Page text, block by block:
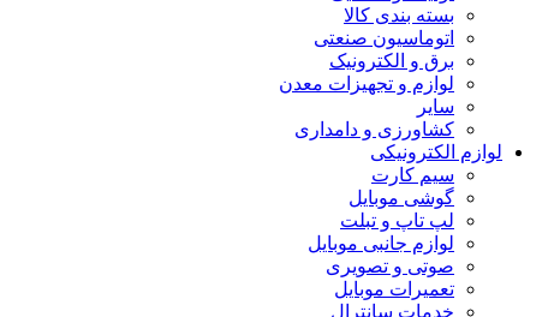
بسته بندی کالا
اتوماسیون صنعتی
برق و الکترونیک
لوازم و تجهیزات معدن
سایر
کشاورزی و دامداری
لوازم الکترونیکی
سیم کارت
گوشی موبایل
لپ تاپ و تبلت
لوازم جانبی موبایل
صوتی و تصویری
تعمیرات موبایل
خدمات سانترال